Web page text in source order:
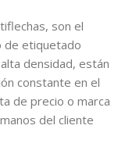
son el
de etiquetado
densidad, están
constante en el
de precio o marca
del cliente